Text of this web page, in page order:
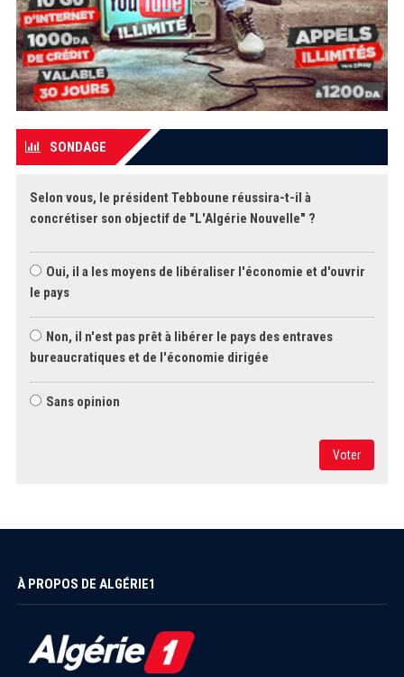
SONDAGE
Selon vous, le président Tebboune réussira-t-il à
concrétiser son objectif de "L'Algérie Nouvelle" ?
Oui, il a les moyens de libéraliser l'économie et d'ouvrir
le pays
Non, il n'est pas prêt à libérer le pays des entraves
bureaucratiques et de l'économie dirigée
Sans opinion
Voter
À PROPOS DE ALGÉRIE1